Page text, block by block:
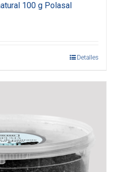
100 g Polasal
Detalles